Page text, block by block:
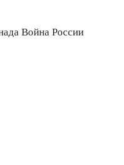
Война России